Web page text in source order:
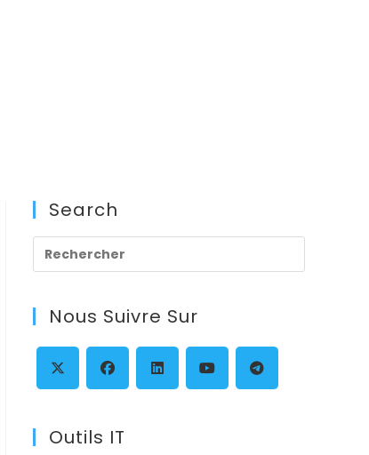
Search
Escape
Nous Suivre Sur
dans
un
dans
Outils IT